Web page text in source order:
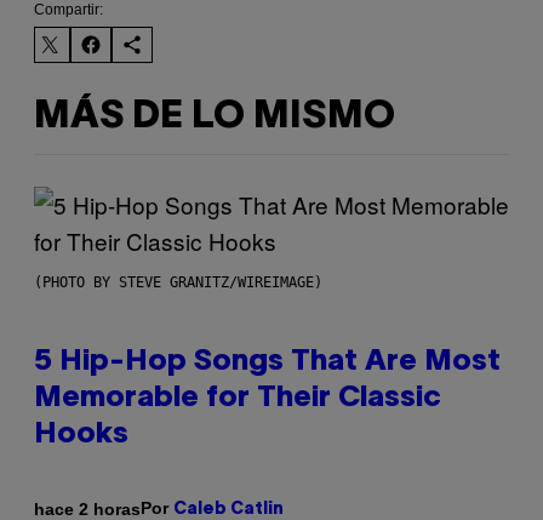
Compartir:
MÁS DE LO MISMO
(PHOTO BY STEVE GRANITZ/WIREIMAGE)
5 Hip-Hop Songs That Are Most
Memorable for Their Classic
Hooks
hace 2 horasPor Caleb Catlin